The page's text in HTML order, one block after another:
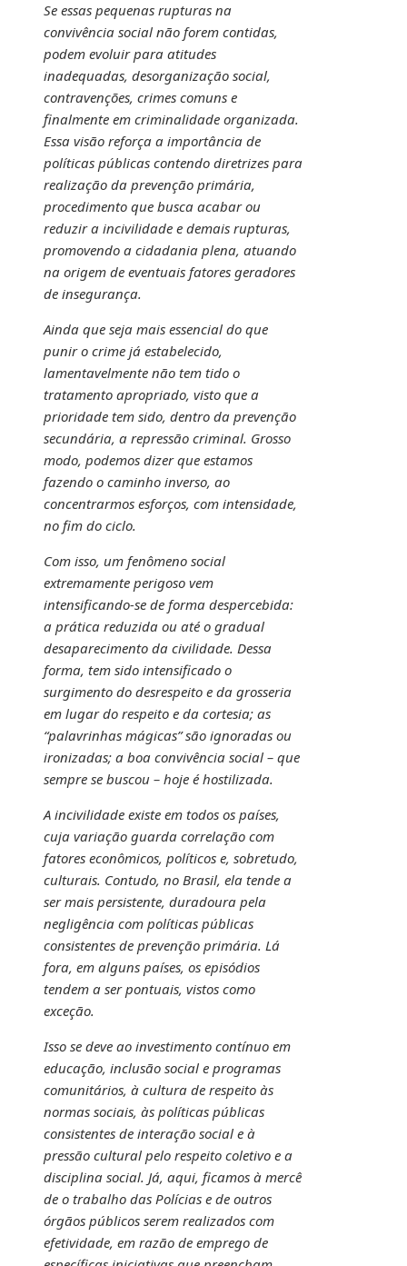
Se essas pequenas rupturas na
convivência social não forem contidas,
podem evoluir para atitudes
inadequadas, desorganização social,
contravenções, crimes comuns e
finalmente em criminalidade organizada.
Essa visão reforça a importância de
políticas públicas contendo diretrizes para
realização da prevenção primária,
procedimento que busca acabar ou
reduzir a incivilidade e demais rupturas,
promovendo a cidadania plena, atuando
na origem de eventuais fatores geradores
de insegurança.
Ainda que seja mais essencial do que
punir o crime já estabelecido,
lamentavelmente não tem tido o
tratamento apropriado, visto que a
prioridade tem sido, dentro da prevenção
secundária, a repressão criminal. Grosso
modo, podemos dizer que estamos
fazendo o caminho inverso, ao
concentrarmos esforços, com intensidade,
no fim do ciclo.
Com isso, um fenômeno social
extremamente perigoso vem
intensificando-se de forma despercebida:
a prática reduzida ou até o gradual
desaparecimento da civilidade. Dessa
forma, tem sido intensificado o
surgimento do desrespeito e da grosseria
em lugar do respeito e da cortesia; as
“palavrinhas mágicas” são ignoradas ou
ironizadas; a boa convivência social – que
sempre se buscou – hoje é hostilizada.
A incivilidade existe em todos os países,
cuja variação guarda correlação com
fatores econômicos, políticos e, sobretudo,
culturais. Contudo, no Brasil, ela tende a
ser mais persistente, duradoura pela
negligência com políticas públicas
consistentes de prevenção primária. Lá
fora, em alguns países, os episódios
tendem a ser pontuais, vistos como
exceção.
Isso se deve ao investimento contínuo em
educação, inclusão social e programas
comunitários, à cultura de respeito às
normas sociais, às políticas públicas
consistentes de interação social e à
pressão cultural pelo respeito coletivo e a
disciplina social. Já, aqui, ficamos à mercê
de o trabalho das Polícias e de outros
órgãos públicos serem realizados com
efetividade, em razão de emprego de